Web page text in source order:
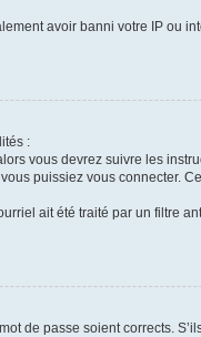
avoir banni votre IP ou
:
vous devrez suivre les
puissiez vous connecter.
ait été traité par un filtre
de passe soient corrects.